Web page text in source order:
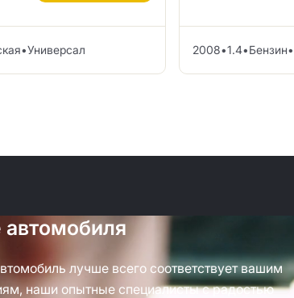
•Универсал 2008•1.4•Бензин•
лучше всего соответствует вашим
наши опытные специалисты с радостью